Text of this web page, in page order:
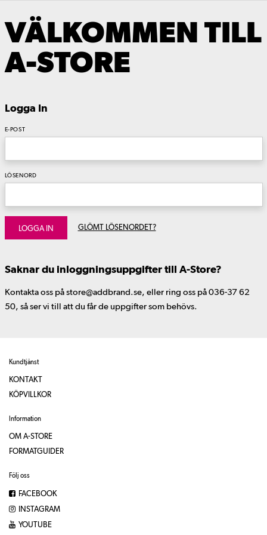
VÄLKOMMEN TILL
A-STORE
Logga In
E-POST
LÖSENORD
LOGGA IN GLÖMT LÖSENORDET?
Saknar du inloggningsuppgifter till A-Store?
Kontakta oss på store@addbrand.se, eller ring oss på 036-37 62
50, så ser vi till att du får de uppgifter som behövs.
Kundtjänst
KONTAKT
KÖPVILLKOR
Information
OM A-STORE
FORMATGUIDER
Följ oss
FACEBOOK
INSTAGRAM
YOUTUBE